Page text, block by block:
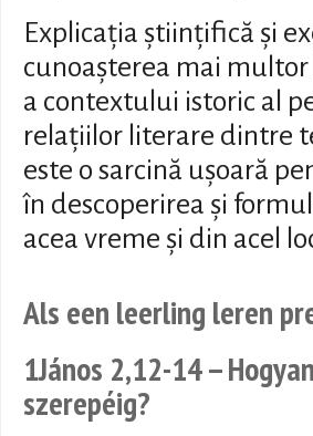
Explicația științifică și
cunoașterea mai
a contextului istoric al
relațiilor literare dintre
este o sarcină ușoară
în descoperirea și
acea vreme și din acel
Als een leerling leren
1János 2,12-14 --
szerepéig?